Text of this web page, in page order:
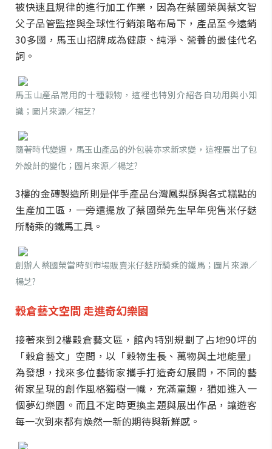
被快速且規律的進行加工作業，因為在蔡國榮與蔡文智
父子品管監控與全球性行銷策略布局下，產品至今遠銷
30多國，馬玉山招牌成為健康、純淨、營養的最佳代名
詞。
馬玉山產品常用的十種穀物，這裡也特別介紹各自功用與小知
識；圖片來源／楊芝?
隨著時代變遷，馬玉山產品的外包裝亦求新求變，這裡展出了包
外設計的變化；圖片來源／楊芝?
3樓的金磚製造所則是伴手產品台灣鳳梨酥與各式糕點的
生產加工區，一旁還擺放了蔡國榮先生早年兜售米仔麩
所騎乘的鐵馬工具。
創辦人蔡國榮當時到市場販賣米仔麩所騎乘的鐵馬；圖片來源／
楊芝?
穀倉藝文空間 走進奇幻樂園
接著來到2樓穀倉藝文區，館內特別規劃了占地90坪的
「穀倉藝文」空間，以「穀物生長、萬物與土地能量」
為發想，找來多位藝術家攜手打造奇幻展間，不同的藝
術家呈現的創作風格獨樹一幟，充滿童趣，猶如進入一
個夢幻樂園。而且不定時更換主題與展出作品，讓遊客
每一次到來都有煥然一新的期待與新鮮感。